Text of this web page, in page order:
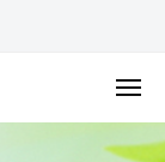
メ
ュ
ー